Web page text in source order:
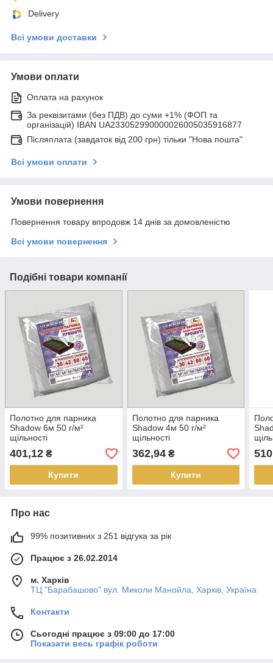
Delivery
Всі умови доставки
Умови оплати
Оплата на рахунок
За реквізитами (без ПДВ) до суми +1% (ФОП та
організацій) IBAN UA233052990000026005035916877
Післяплата (завдаток від 200 грн) тільки "Нова пошта"
Всі умови оплати
Умови повернення
Повернення товару впродовж 14 днів за домовленістю
Всі умови повернення
Подібні товари компанії
Полотно для парника
Shadow 6м 50 г/м²
щільності
401,12 ₴
Купити
Полотно для парника
Shadow 4м 50 г/м²
щільності
362,94₴
Купити
Про нас
99% позитивних з 251 відгука за рік
Працює з 26.02.2014
м. Харків
ТЦ "Барабашово" вул. Миколи Манойла, Харків, Україна
Контакти
Сьогодні працює з 09:00 до 17:00
Показати весь графік роботи